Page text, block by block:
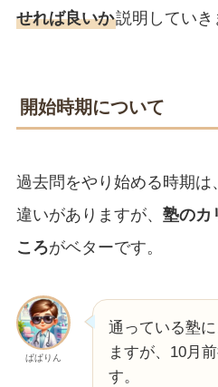
せれば良いか説明していき
開始時期について
過去問をやり始める時期
違いがありますが、 塾のカ
ころがベターです。
ぱぱりん
通っている塾
ますが、10月
す。